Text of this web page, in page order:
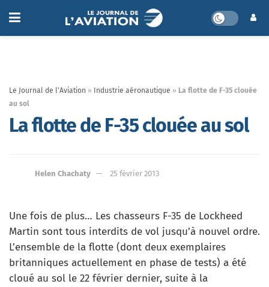
Le Journal de l'Aviation » Industrie aéronautique » La flotte de F-35 clouée
au sol
La flotte de F-35 clouée au sol
Helen Chachaty 25 février 2013
Une fois de plus… Les chasseurs F-35 de Lockheed
Martin sont tous interdits de vol jusqu’à nouvel ordre.
L’ensemble de la flotte (dont deux exemplaires
britanniques actuellement en phase de tests) a été
cloué au sol le 22 février dernier, suite à la